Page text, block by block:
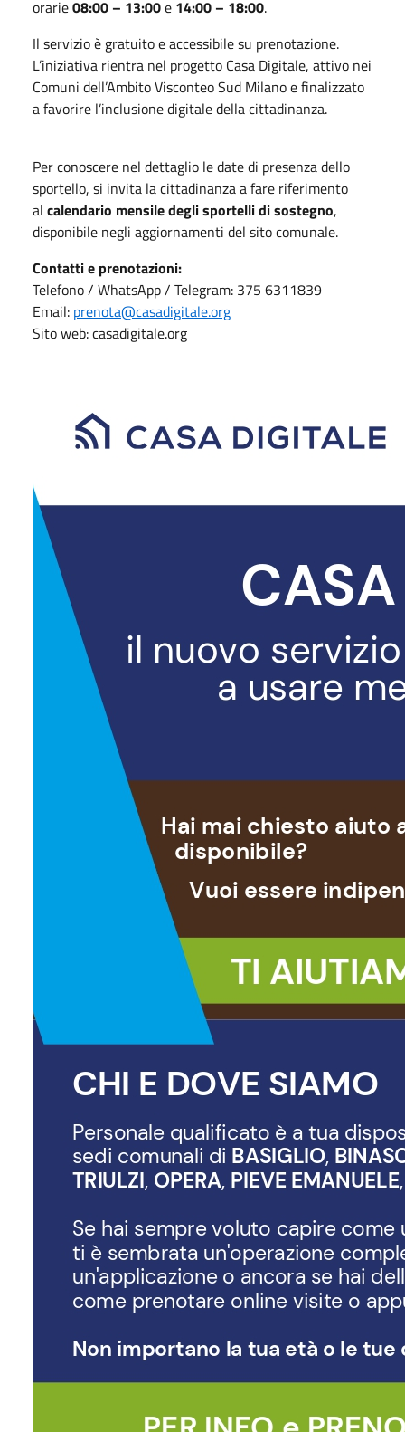
orarie08:00 – 13:00e 14:00 – 18:00.
Il servizio è gratuito e accessibile su prenotazione.
L’iniziativa rientra nel progetto Casa Digitale, attivo nei
Comuni dell’Ambito Visconteo Sud Milano e finalizzato
a favorire l’inclusione digitale della cittadinanza.
Per conoscere nel dettaglio le date di presenza dello
sportello, si invita la cittadinanza a fare riferimento
al calendario mensile degli sportelli di sostegno,
disponibile negli aggiornamenti del sito comunale.
Contatti e prenotazioni:
Telefono / WhatsApp / Telegram: 375 6311839
Email: prenota@casadigitale.org
Sito web: casadigitale.org